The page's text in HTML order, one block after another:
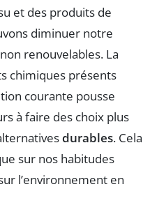
et des produits de
diminuer notre
renouvelables. La
chimiques présents
courante pousse
à faire des choix plus
durables. Cela
sur nos habitudes
l’environnement en